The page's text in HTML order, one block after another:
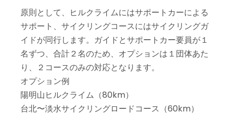
原則として、ヒルクライムにはサポートカーによる
サポート、サイクリングコースにはサイクリングガ
イドが同行します。ガイドとサポートカー要員が１
名ずつ、合計２名のため、オプションは１団体あた
り、２コースのみの対応となります。
オプション例
陽明山ヒルクライム（80km）
台北〜淡水サイクリングロードコース（60km）